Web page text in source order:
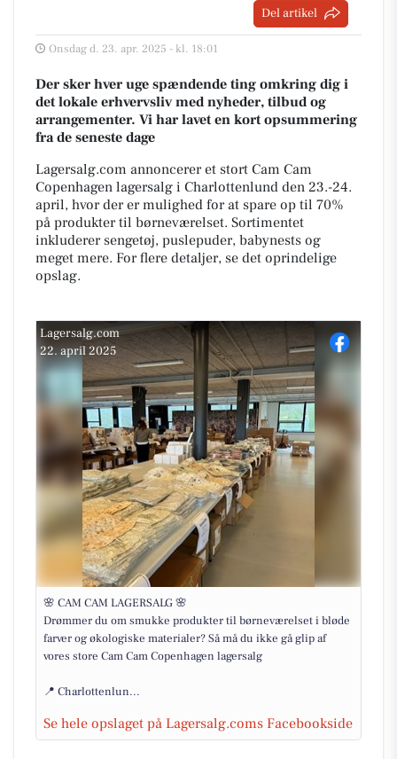
Del artikel
Onsdag d. 23. apr. 2025 - kl. 18:01
Der sker hver uge spændende ting omkring dig i
det lokale erhvervsliv med nyheder, tilbud og
arrangementer. Vi har lavet en kort opsummering
fra de seneste dage
Lagersalg.com annoncerer et stort Cam Cam
Copenhagen lagersalg i Charlottenlund den 23.-24.
april, hvor der er mulighed for at spare op til 70%
på produkter til børneværelset. Sortimentet
inkluderer sengetøj, puslepuder, babynests og
meget mere. For flere detaljer, se det oprindelige
opslag.
Lagersalg.com
22. april 2025
🌸 CAM CAM LAGERSALG 🌸
Drømmer du om smukke produkter til børneværelset i bløde
farver og økologiske materialer? Så må du ikke gå glip af
vores store Cam Cam Copenhagen lagersalg
📍 Charlottenlun...
Se hele opslaget på Lagersalg.coms Facebookside